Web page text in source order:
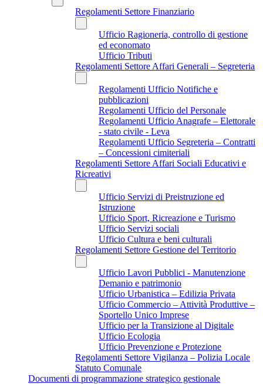
Regolamenti Settore Finanziario
Ufficio Ragioneria, controllo di gestione
ed economato
Ufficio Tributi
Regolamenti Settore Affari Generali – Segreteria
Regolamenti Ufficio Notifiche e
pubblicazioni
Regolamenti Ufficio del Personale
Regolamenti Ufficio Anagrafe – Elettorale
- stato civile - Leva
Regolamenti Ufficio Segreteria – Contratti
– Concessioni cimiteriali
Regolamenti Settore Affari Sociali Educativi e
Ricreativi
Ufficio Servizi di Preistruzione ed
Istruzione
Ufficio Sport, Ricreazione e Turismo
Ufficio Servizi sociali
Ufficio Cultura e beni culturali
Regolamenti Settore Gestione del Territorio
Ufficio Lavori Pubblici - Manutenzione
Demanio e patrimonio
Ufficio Urbanistica – Edilizia Privata
Ufficio Commercio – Attività Produttive –
Sportello Unico Imprese
Ufficio per la Transizione al Digitale
Ufficio Ecologia
Ufficio Prevenzione e Protezione
Regolamenti Settore Vigilanza – Polizia Locale
Statuto Comunale
Documenti di programmazione strategico gestionale